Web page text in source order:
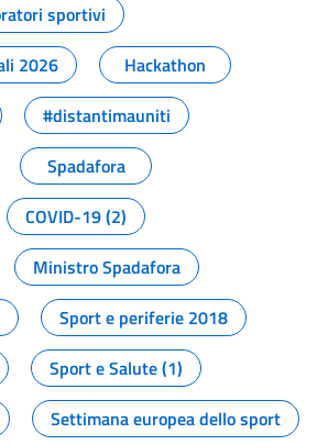
sportivi
2026
Hackathon
#distantimauniti
Spadafora
COVID-19 (2)
Ministro Spadafora
Sport e periferie 2018
Sport e Salute (1)
Settimana europea dello sport